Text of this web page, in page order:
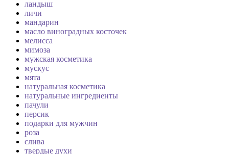
ландыш
личи
мандарин
масло виноградных косточек
мелисса
мимоза
мужская косметика
мускус
мята
натуральная косметика
натуральные ингредиенты
пачули
персик
подарки для мужчин
роза
слива
твердые духи